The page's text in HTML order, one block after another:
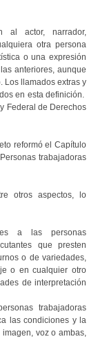
al actor, narrador,
otra persona
o una expresión
anteriores, aunque
Los llamados extras y
en esta definición.
Federal de Derechos
reformó el Capítulo
trabajadoras
otros aspectos, lo
a las personas
que presten
o de variedades,
o en cualquier otro
de interpretación
trabajadoras
las condiciones y la
voz o ambas,